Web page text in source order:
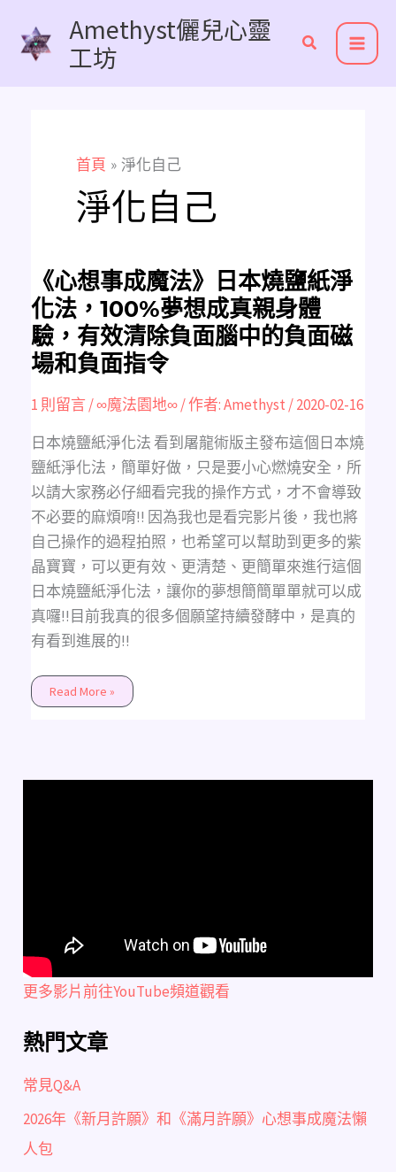
Amethyst儷兒心靈
工坊
首頁 淨化自己
淨化自己
《心想事成魔法》日本燒鹽紙淨
化法，100%夢想成真親身體
驗，有效清除負面腦中的負面磁
場和負面指令
1 則留言/∞魔法園地∞/ 作者:Amethyst /2020-02-16
日本燒鹽紙淨化法 看到屠龍術版主發布這個日本燒
鹽紙淨化法，簡單好做，只是要小心燃燒安全，所
以請大家務必仔細看完我的操作方式，才不會導致
不必要的麻煩唷!! 因為我也是看完影片後，我也將
自己操作的過程拍照，也希望可以幫助到更多的紫
晶寶寶，可以更有效、更清楚、更簡單來進行這個
日本燒鹽紙淨化法，讓你的夢想簡簡單單就可以成
真囉!!目前我真的很多個願望持續發酵中，是真的
有看到進展的!!
《心
想
事
成
魔
法》
日
本
燒
紙
淨
法，
100%
夢
想
成
真
親
身
體
驗，
有
效
清
除
負
面
腦
中
磁
場
Read More »
更多影片前往YouTube頻道觀看
熱門文章
常見Q&A
2026年《新月許願》和《滿月許願》心想事成魔法懶
人包